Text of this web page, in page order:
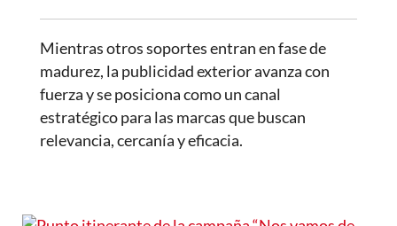
Mientras otros soportes entran en fase de
madurez, la publicidad exterior avanza con
fuerza y se posiciona como un canal
estratégico para las marcas que buscan
relevancia, cercanía y eficacia.